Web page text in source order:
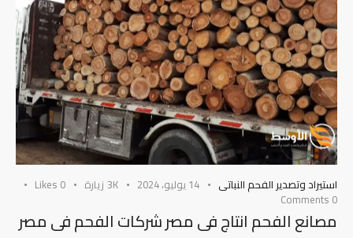
استيراد وتصدير الفحم النباتى 14 يوليو، 2024 3K زيارة 0
Likes
0
Comments
مصانع الفحم انتاج فى مصر شركات الفحم فى مصر